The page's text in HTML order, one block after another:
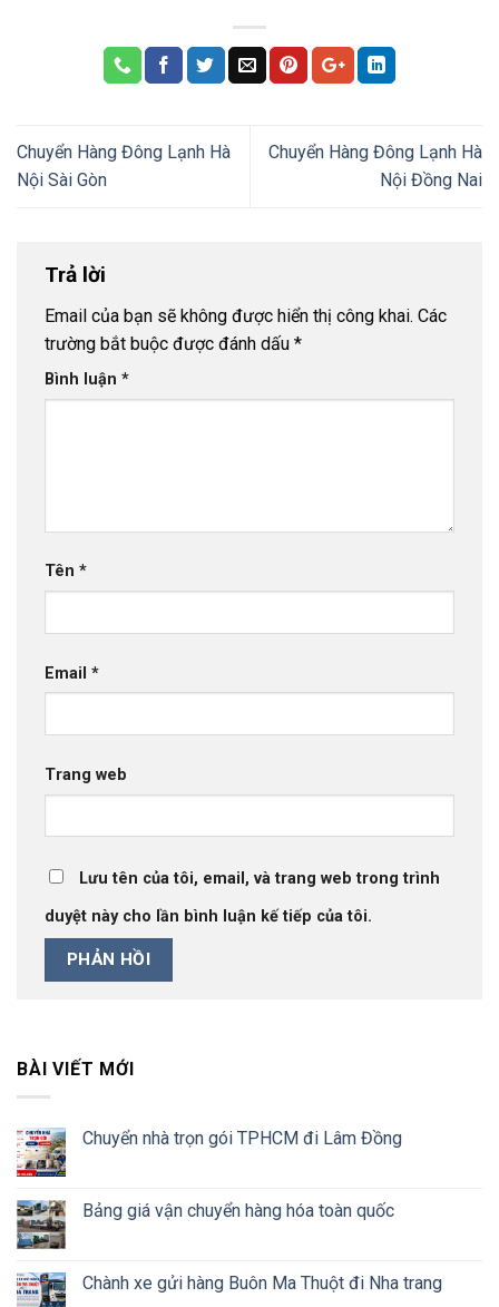
Chuyển Hàng Đông Lạnh Hà
Nội Sài Gòn
Chuyển Hàng Đông Lạnh Hà
Nội Đồng Nai
Trả lời
Email của bạn sẽ không được hiển thị công khai. Các
trường bắt buộc được đánh dấu *
Bình luận *
Tên *
Email *
Trang web
Lưu tên của tôi, email, và trang web trong trình
duyệt này cho lần bình luận kế tiếp của tôi.
BÀI VIẾT MỚI
Chuyển nhà trọn gói TPHCM đi Lâm Đồng
Bảng giá vận chuyển hàng hóa toàn quốc
Chành xe gửi hàng Buôn Ma Thuột đi Nha trang